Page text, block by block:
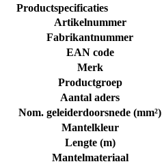
Productspecificaties
Artikelnummer
Fabrikantnummer
EAN code
Merk
Productgroep
Aantal aders
Nom. geleiderdoorsnede (mm²)
Mantelkleur
Lengte (m)
Mantelmateriaal